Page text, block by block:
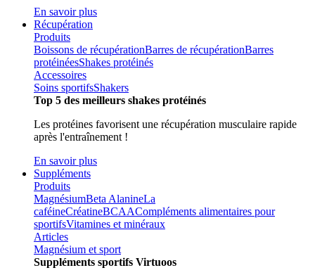
En savoir plus
Récupération
Produits
Boissons de récupérationBarres de récupérationBarres
protéinéesShakes protéinés
Accessoires
Soins sportifsShakers
Top 5 des meilleurs shakes protéinés
Les protéines favorisent une récupération musculaire rapide
après l'entraînement !
En savoir plus
Suppléments
Produits
MagnésiumBeta AlanineLa
caféineCréatineBCAACompléments alimentaires pour
sportifsVitamines et minéraux
Articles
Magnésium et sport
Suppléments sportifs Virtuoos